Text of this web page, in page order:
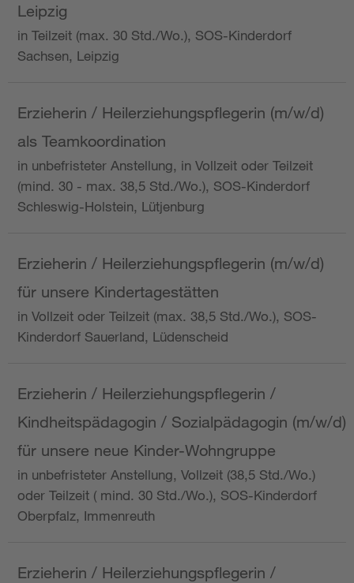
Leipzig
in Teilzeit (max. 30 Std./Wo.), SOS-Kinderdorf
Sachsen, Leipzig
Erzieherin / Heilerziehungspflegerin (m/w/d)
als Teamkoordination
in unbefristeter Anstellung, in Vollzeit oder Teilzeit
(mind. 30 - max. 38,5 Std./Wo.), SOS-Kinderdorf
Schleswig-Holstein, Lütjenburg
Erzieherin / Heilerziehungspflegerin (m/w/d)
für unsere Kindertagestätten
in Vollzeit oder Teilzeit (max. 38,5 Std./Wo.), SOS-
Kinderdorf Sauerland, Lüdenscheid
Erzieherin / Heilerziehungspflegerin /
Kindheitspädagogin / Sozialpädagogin (m/w/d)
für unsere neue Kinder-Wohngruppe
in unbefristeter Anstellung, Vollzeit (38,5 Std./Wo.)
oder Teilzeit ( mind. 30 Std./Wo.), SOS-Kinderdorf
Oberpfalz, Immenreuth
Erzieherin / Heilerziehungspflegerin /